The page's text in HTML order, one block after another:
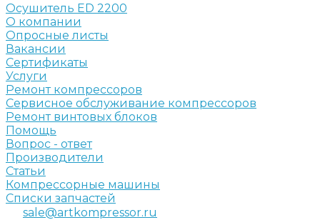
Осушитель ED 2200
О компании
Опросные листы
Вакансии
Сертификаты
Услуги
Ремонт компрессоров
Сервисное обслуживание компрессоров
Ремонт винтовых блоков
Помощь
Вопрос - ответ
Производители
Статьи
Компрессорные машины
Списки запчастей
sale@artkompressor.ru